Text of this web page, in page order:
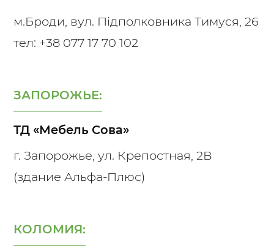
м.Броди, вул. Підполковника Тимуся, 26
тел: +38 077 17 70 102
ЗАПОРОЖЬЕ:
ТД «Мебель Сова»
г. Запорожье, ул. Крепостная, 2В
(здание Альфа-Плюс)
КОЛОМИЯ: